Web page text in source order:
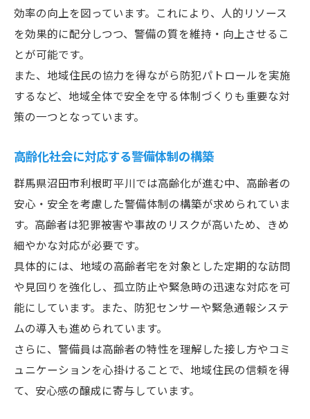
効率の向上を図っています。これにより、人的リソース
を効果的に配分しつつ、警備の質を維持・向上させるこ
とが可能です。
また、地域住民の協力を得ながら防犯パトロールを実施
するなど、地域全体で安全を守る体制づくりも重要な対
策の一つとなっています。
高齢化社会に対応する警備体制の構築
群馬県沼田市利根町平川では高齢化が進む中、高齢者の
安心・安全を考慮した警備体制の構築が求められていま
す。高齢者は犯罪被害や事故のリスクが高いため、きめ
細やかな対応が必要です。
具体的には、地域の高齢者宅を対象とした定期的な訪問
や見回りを強化し、孤立防止や緊急時の迅速な対応を可
能にしています。また、防犯センサーや緊急通報システ
ムの導入も進められています。
さらに、警備員は高齢者の特性を理解した接し方やコミ
ュニケーションを心掛けることで、地域住民の信頼を得
て、安心感の醸成に寄与しています。